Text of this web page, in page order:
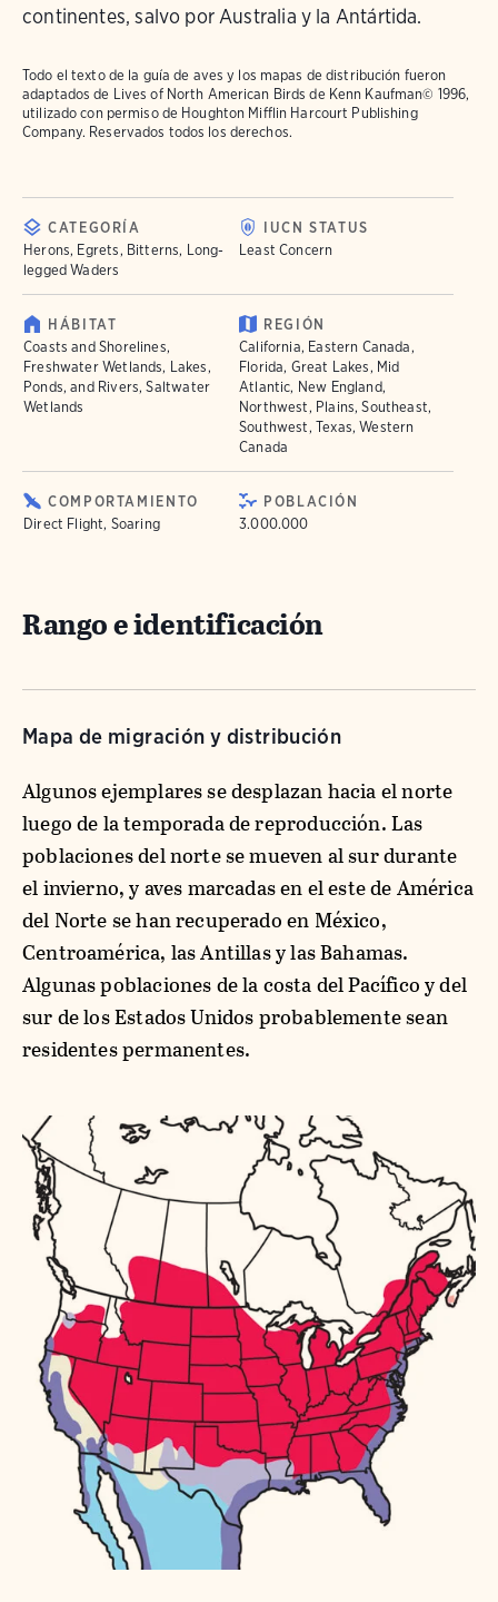
continentes, salvo por Australia y la Antártida.
Todo el texto de la guía de aves y los mapas de distribución fueron
adaptados de Lives of North American Birds de Kenn Kaufman© 1996,
utilizado con permiso de Houghton Mifflin Harcourt Publishing
Company. Reservados todos los derechos.
CATEGORÍA
Herons, Egrets, Bitterns, Long-
legged Waders
IUCN STATUS
Least Concern
HÁBITAT
Coasts and Shorelines,
Freshwater Wetlands, Lakes,
Ponds, and Rivers, Saltwater
Wetlands
REGIÓN
California, Eastern Canada,
Florida, Great Lakes, Mid
Atlantic, New England,
Northwest, Plains, Southeast,
Southwest, Texas, Western
Canada
COMPORTAMIENTO
Direct Flight, Soaring
POBLACIÓN
3.000.000
Rango e identificación
Mapa de migración y distribución
Algunos ejemplares se desplazan hacia el norte
luego de la temporada de reproducción. Las
poblaciones del norte se mueven al sur durante
el invierno, y aves marcadas en el este de América
del Norte se han recuperado en México,
Centroamérica, las Antillas y las Bahamas.
Algunas poblaciones de la costa del Pacífico y del
sur de los Estados Unidos probablemente sean
residentes permanentes.